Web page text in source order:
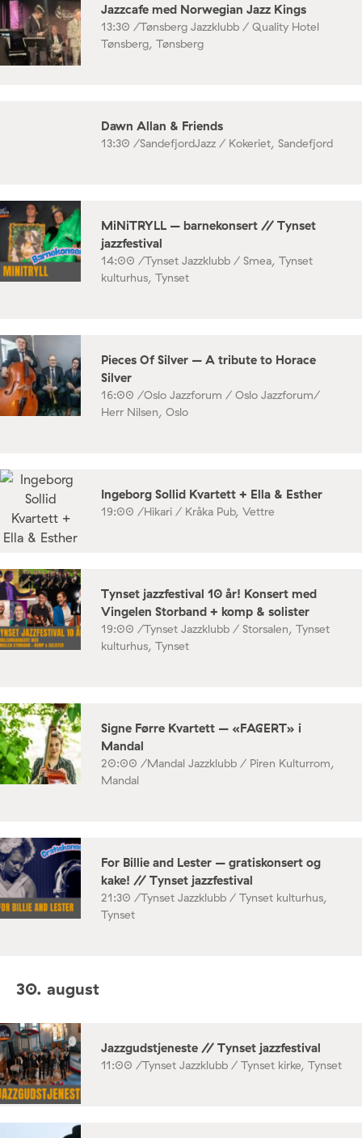
Jazzcafe med Norwegian Jazz Kings
13:30 /Tønsberg Jazzklubb / Quality Hotel
Tønsberg, Tønsberg
Dawn Allan & Friends
13:30 /SandefjordJazz / Kokeriet, Sandefjord
MiNiTRYLL – barnekonsert // Tynset
jazzfestival
14:00 /Tynset Jazzklubb / Smea, Tynset
kulturhus, Tynset
Pieces Of Silver – A tribute to Horace
Silver
16:00 /Oslo Jazzforum / Oslo Jazzforum/
Herr Nilsen, Oslo
Ingeborg Sollid Kvartett + Ella & Esther
19:00 /Hikari / Kråka Pub, Vettre
Tynset jazzfestival 10 år! Konsert med
Vingelen Storband + komp & solister
19:00 /Tynset Jazzklubb / Storsalen, Tynset
kulturhus, Tynset
Signe Førre Kvartett – «FAGERT» i
Mandal
20:00 /Mandal Jazzklubb / Piren Kulturrom,
Mandal
For Billie and Lester – gratiskonsert og
kake! // Tynset jazzfestival
21:30 /Tynset Jazzklubb / Tynset kulturhus,
Tynset
30. august
Jazzgudstjeneste // Tynset jazzfestival
11:00 /Tynset Jazzklubb / Tynset kirke, Tynset